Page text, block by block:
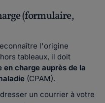
(formulaire,
l'origine
tableaux, il doit
en charge auprès de la
(CPAM).
un courrier à votre